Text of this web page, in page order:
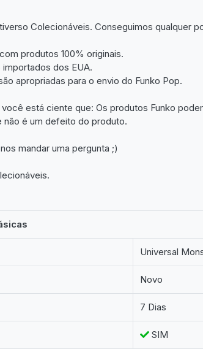
Colecionáveis. Conseguimos qualquer
produtos 100% originais.
dos EUA.
apropriadas para o envio do Funko Pop.
está ciente que: Os produtos Funko
não é um defeito do produto.
mandar uma pergunta ;)
Universal
Novo
7 Dias
SIM